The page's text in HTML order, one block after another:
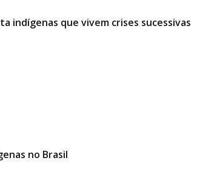
indígenas que vivem crises sucessivas
no Brasil